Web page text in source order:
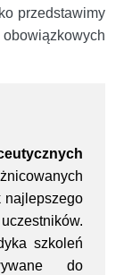
przedstawimy
najlepszego
szkoleń
do